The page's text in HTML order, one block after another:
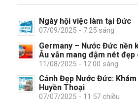
Ngày hội việc làm tại Đức
07/09/2025 - 7:25 sáng
Germany – Nước Đức nền
Âu vẫn mang đậm nét đẹp
11/08/2025 - 12:00 sáng
Cảnh Đẹp Nước Đức:
Huyền Thoại
07/07/2025 - 11:57 chiều